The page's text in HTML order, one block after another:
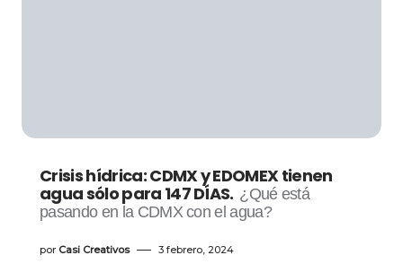
Crisis hídrica: CDMX y EDOMEX tienen
agua sólo para 147 DÍAS. ¿Qué está
pasando en la CDMX con el agua?
por Casi Creativos 3 febrero, 2024